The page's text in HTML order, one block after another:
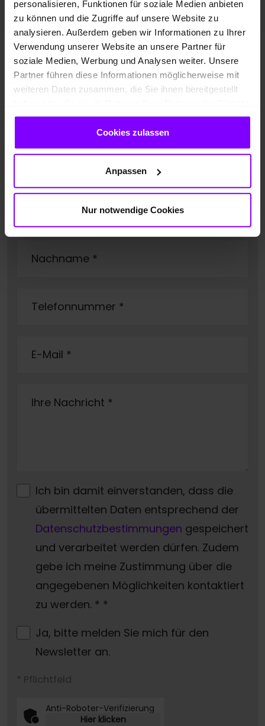
personalisieren, Funktionen für soziale Medien anbieten
zu können und die Zugriffe auf unsere Website zu
analysieren. Außerdem geben wir Informationen zu Ihrer
Verwendung unserer Website an unsere Partner für
soziale Medien, Werbung und Analysen weiter. Unsere
Partner führen diese Informationen möglicherweise mit
weiteren Daten zusammen, die Sie ihnen bereitgestellt
gesammelt haben.
Cookies zulassen
Anpassen
Nur notwendige Cookies
Haben Sie Fragen zum VW
ID.7?Kontaktieren Sie uns!
Frau
Vorname*
Nachname *
Telefonnummer *
E-Mail *
Ihre Nachricht *
Ich bin damit einverstanden, dass die
übermittelten Daten entsprechend der
Datenschutzbestimmungen gespeichert
und verarbeitet werden dürfen. Zudem
gebe ich meine Zustimmung über die
angegebenen Möglichkeiten kontaktiert
zu werden. * *
Ja, bitte melden Sie mich für den
Newsletter an.
* Pflichtfeld
Anti-Roboter-Verifizierung
Hier klicken